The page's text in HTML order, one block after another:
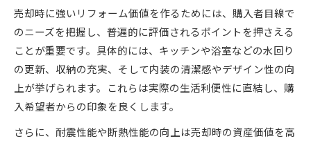
売却時に強いリフォーム価値を作るためには、購入者目線で
のニーズを把握し、普遍的に評価されるポイントを押さえる
ことが重要です。具体的には、キッチンや浴室などの水回り
の更新、収納の充実、そして内装の清潔感やデザイン性の向
上が挙げられます。これらは実際の生活利便性に直結し、購
入希望者からの印象を良くします。
さらに、耐震性能や断熱性能の向上は売却時の資産価値を高